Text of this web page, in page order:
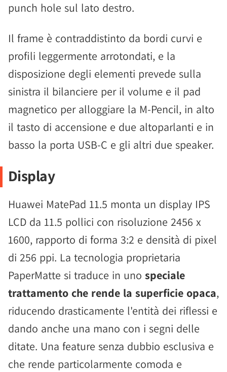
punch hole sul lato destro.
Il frame è contraddistinto da bordi curvi e
profili leggermente arrotondati, e la
disposizione degli elementi prevede sulla
sinistra il bilanciere per il volume e il pad
magnetico per alloggiare la M-Pencil, in alto
il tasto di accensione e due altoparlanti e in
basso la porta USB-C e gli altri due speaker.
Display
Huawei MatePad 11.5 monta un display IPS
LCD da 11.5 pollici con risoluzione 2456 x
1600, rapporto di forma 3:2 e densità di pixel
di 256 ppi. La tecnologia proprietaria
PaperMatte si traduce in uno speciale
trattamento che rende la superficie opaca,
riducendo drasticamente l'entità dei riflessi e
dando anche una mano con i segni delle
ditate. Una feature senza dubbio esclusiva e
che rende particolarmente comoda e